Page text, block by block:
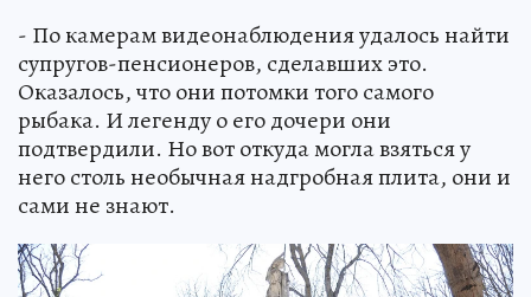
- По камерам видеонаблюдения удалось найти
супругов-пенсионеров, сделавших это.
Оказалось, что они потомки того самого
рыбака. И легенду о его дочери они
подтвердили. Но вот откуда могла взяться у
него столь необычная надгробная плита, они и
сами не знают.